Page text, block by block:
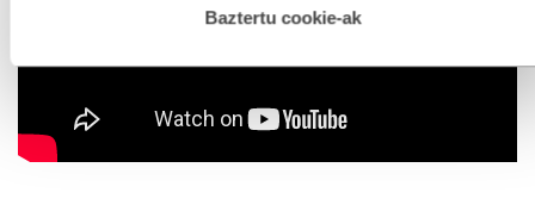
esplizitua ematen diguzu.Gehiago irakurri
Baztertu cookie-ak